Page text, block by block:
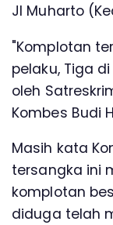
Jl Muharto
"Komplotan
pelaku, Tiga
oleh
Kombes Budi
Masih kata
tersangka ini
komplotan
diduga telah